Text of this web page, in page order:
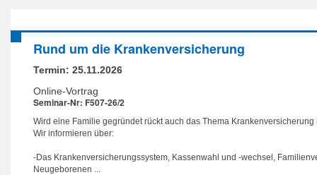
Rund um die Krankenversicherung
Termin: 25.11.2026
Online-Vortrag
Seminar-Nr: F507-26/2
Wird eine Familie gegründet rückt auch das Thema Kranken­versicherung
Wir informieren über:
-Das Krankenversicherungssystem, Kassenwahl und -wechsel,
Neugeborenen ...